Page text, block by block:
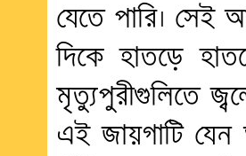
যেতে পারি। সেই
দিকে হাতড়ে
মৃত্যুপুরীগুলিতে
এই জায়গাটি